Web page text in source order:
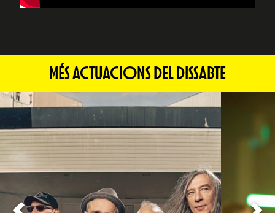
MÉS ACTUACIONS DEL DISSABTE